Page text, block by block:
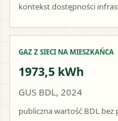
kontekst dostępności
GAZ Z SIECI NA MIESZKAŃCA
1973,5 kWh
GUS BDL, 2024
publiczna wartość BDL